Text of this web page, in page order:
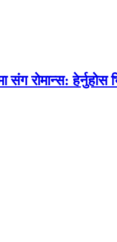
रोमान्स: हेर्नुहोस